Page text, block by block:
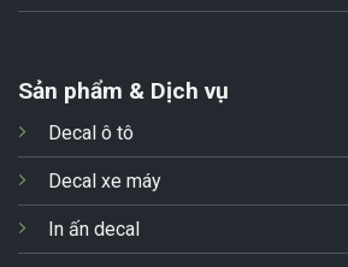
Sản phẩm & Dịch vụ
Decal ô tô
Decal xe máy
In ấn decal